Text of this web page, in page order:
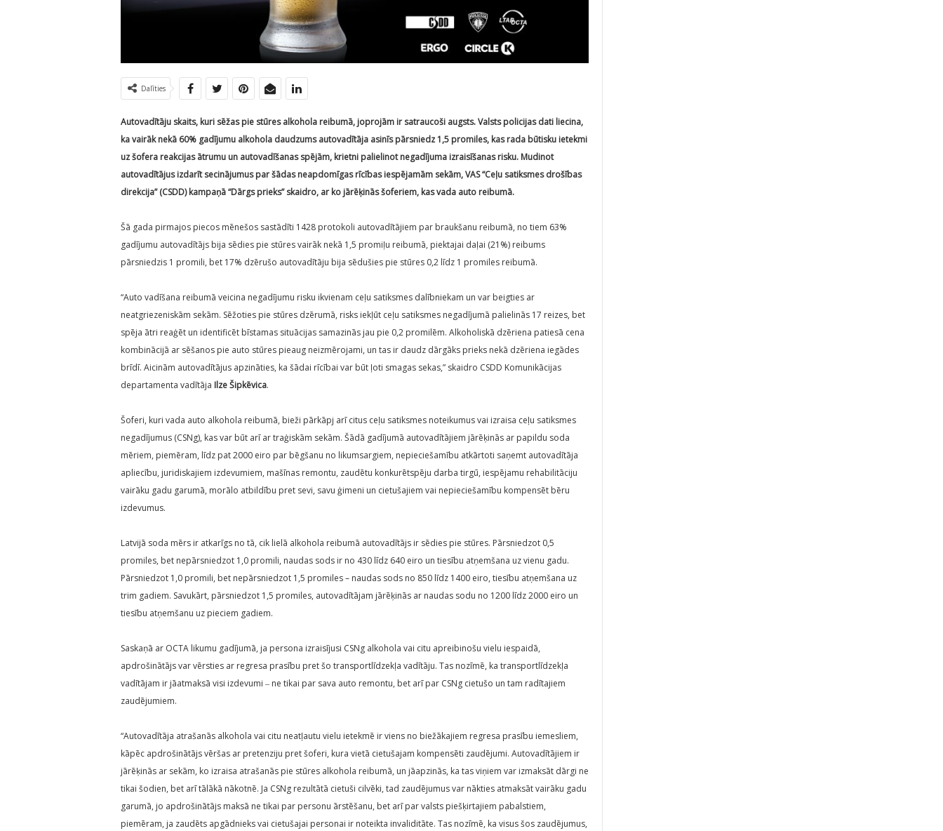
Dalīties
Autovadītāju skaits, kuri sēžas pie stūres alkohola reibumā, joprojām ir satraucoši augsts. Valsts policijas dati liecina,
ka vairāk nekā 60% gadījumu alkohola daudzums autovadītāja asinīs pārsniedz 1,5 promiles, kas rada būtisku ietekmi
uz šofera reakcijas ātrumu un autovadīšanas spējām, krietni palielinot negadījuma izraisīšanas risku. Mudinot
autovadītājus izdarīt secinājumus par šādas neapdomīgas rīcības iespējamām sekām, VAS “Ceļu satiksmes drošības
direkcija” (CSDD) kampaņā “Dārgs prieks” skaidro, ar ko jārēķinās šoferiem, kas vada auto reibumā.
Šā gada pirmajos piecos mēnešos sastādīti 1428 protokoli autovadītājiem par braukšanu reibumā, no tiem 63%
gadījumu autovadītājs bija sēdies pie stūres vairāk nekā 1,5 promiļu reibumā, piektajai daļai (21%) reibums
pārsniedzis 1 promili, bet 17% dzērušo autovadītāju bija sēdušies pie stūres 0,2 līdz 1 promiles reibumā.
“Auto vadīšana reibumā veicina negadījumu risku ikvienam ceļu satiksmes dalībniekam un var beigties ar
neatgriezeniskām sekām. Sēžoties pie stūres dzērumā, risks iekļūt ceļu satiksmes negadījumā palielinās 17 reizes, bet
spēja ātri reaģēt un identificēt bīstamas situācijas samazinās jau pie 0,2 promilēm. Alkoholiskā dzēriena patiesā cena
kombinācijā ar sēšanos pie auto stūres pieaug neizmērojami, un tas ir daudz dārgāks prieks nekā dzēriena iegādes
brīdī. Aicinām autovadītājus apzināties, ka šādai rīcībai var būt ļoti smagas sekas,” skaidro CSDD Komunikācijas
departamenta vadītāja Ilze Šipkēvica.
Šoferi, kuri vada auto alkohola reibumā, bieži pārkāpj arī citus ceļu satiksmes noteikumus vai izraisa ceļu satiksmes
negadījumus (CSNg), kas var būt arī ar traģiskām sekām. Šādā gadījumā autovadītājiem jārēķinās ar papildu soda
mēriem, piemēram, līdz pat 2000 eiro par bēgšanu no likumsargiem, nepieciešamību atkārtoti saņemt autovadītāja
apliecību, juridiskajiem izdevumiem, mašīnas remontu, zaudētu konkurētspēju darba tirgū, iespējamu rehabilitāciju
vairāku gadu garumā, morālo atbildību pret sevi, savu ģimeni un cietušajiem vai nepieciešamību kompensēt bēru
izdevumus.
Latvijā soda mērs ir atkarīgs no tā, cik lielā alkohola reibumā autovadītājs ir sēdies pie stūres. Pārsniedzot 0,5
promiles, bet nepārsniedzot 1,0 promili, naudas sods ir no 430 līdz 640 eiro un tiesību atņemšana uz vienu gadu.
Pārsniedzot 1,0 promili, bet nepārsniedzot 1,5 promiles – naudas sods no 850 līdz 1400 eiro, tiesību atņemšana uz
trim gadiem. Savukārt, pārsniedzot 1,5 promiles, autovadītājam jārēķinās ar naudas sodu no 1200 līdz 2000 eiro un
tiesību atņemšanu uz pieciem gadiem.
Saskaņā ar OCTA likumu gadījumā, ja persona izraisījusi CSNg alkohola vai citu apreibinošu vielu iespaidā,
apdrošinātājs var vērsties ar regresa prasību pret šo transportlīdzekļa vadītāju. Tas nozīmē, ka transportlīdzekļa
vadītājam ir jāatmaksā visi izdevumi ‒ ne tikai par sava auto remontu, bet arī par CSNg cietušo un tam radītajiem
zaudējumiem.
“Autovadītāja atrašanās alkohola vai citu neatļautu vielu ietekmē ir viens no biežākajiem regresa prasību iemesliem,
kāpēc apdrošinātājs vēršas ar pretenziju pret šoferi, kura vietā cietušajam kompensēti zaudējumi. Autovadītājiem ir
jārēķinās ar sekām, ko izraisa atrašanās pie stūres alkohola reibumā, un jāapzinās, ka tas viņiem var izmaksāt dārgi ne
tikai šodien, bet arī tālākā nākotnē. Ja CSNg rezultātā cietuši cilvēki, tad zaudējumus var nākties atmaksāt vairāku gadu
garumā, jo apdrošinātājs maksā ne tikai par personu ārstēšanu, bet arī par valsts piešķirtajiem pabalstiem,
piemēram, ja zaudēts apgādnieks vai cietušajai personai ir noteikta invaliditāte. Tas nozīmē, ka visus šos zaudējumus,